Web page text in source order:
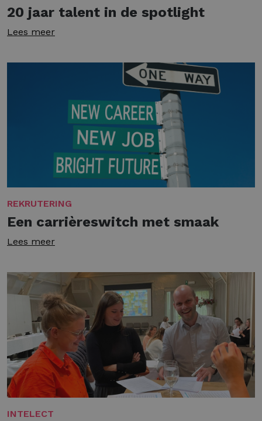
20 jaar talent in de spotlight
Lees meer
REKRUTERING
Een carrièreswitch met smaak
Lees meer
INTELECT